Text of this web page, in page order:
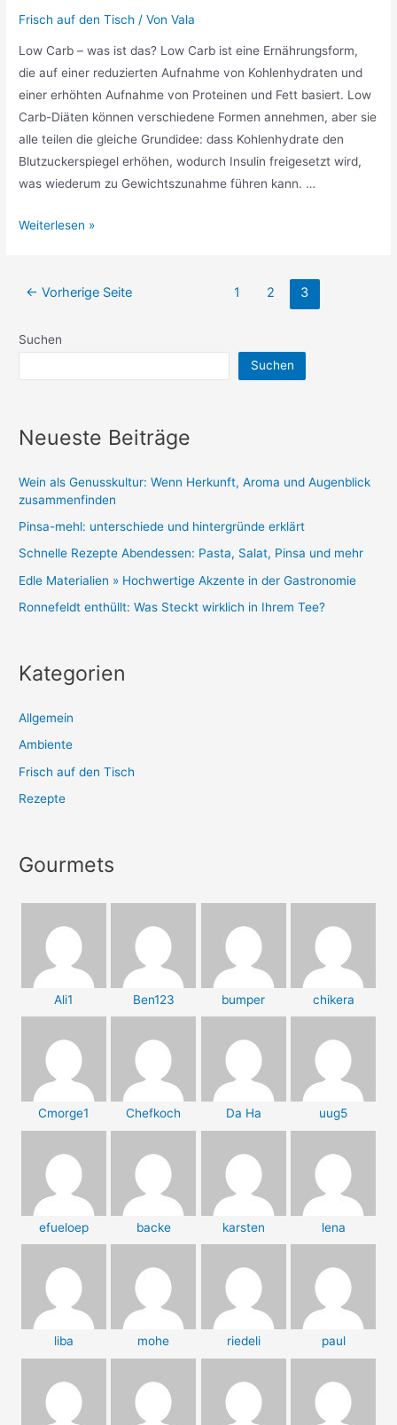
Frisch auf den Tisch / VonVala
Low Carb – was ist das? Low Carb ist eine Ernährungsform,
die auf einer reduzierten Aufnahme von Kohlenhydraten und
einer erhöhten Aufnahme von Proteinen und Fett basiert. Low
Carb-Diäten können verschiedene Formen annehmen, aber sie
alle teilen die gleiche Grundidee: dass Kohlenhydrate den
Blutzuckerspiegel erhöhen, wodurch Insulin freigesetzt wird,
was wiederum zu Gewichtszunahme führen kann. …
So
Low
Ernährung
Weiterlesen »
Seitennummerierung
Beiträge
← Vorherige Seite 1 2 3
Suchen
Suchen
Neueste Beiträge
Wein als Genusskultur: Wenn Herkunft, Aroma und Augenblick
zusammenfinden
Pinsa-mehl: unterschiede und hintergründe erklärt
Schnelle Rezepte Abendessen: Pasta, Salat, Pinsa und mehr
Edle Materialien » Hochwertige Akzente in der Gastronomie
Ronnefeldt enthüllt: Was Steckt wirklich in Ihrem Tee?
Kategorien
Allgemein
Ambiente
Frisch auf den Tisch
Rezepte
Gourmets
Ali1 Ben123 bumper chikera
Cmorge1 Chefkoch Da Ha uug5
efueloep backe karsten lena
liba mohe riedeli paul